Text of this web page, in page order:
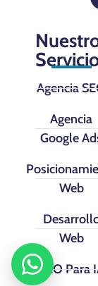
Agencia
Agencia
Google
Web
Web
SEO Para